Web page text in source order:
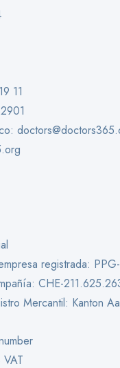
11
registrada:
CHE-
Mercantil: Kanton